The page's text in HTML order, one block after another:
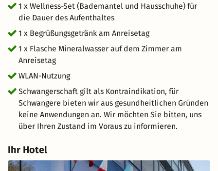
1 x Wellness-Set (Bademantel und Hausschuhe) für
die Dauer des Aufenthaltes
1 x Begrüßungsgetränk am Anreisetag
1 x Flasche Mineralwasser auf dem Zimmer am
Anreisetag
WLAN-Nutzung
Schwangerschaft gilt als Kontraindikation, für
Schwangere bieten wir aus gesundheitlichen Gründen
keine Anwendungen an. Wir möchten Sie bitten, uns
über Ihren Zustand im Voraus zu informieren.
Ihr Hotel